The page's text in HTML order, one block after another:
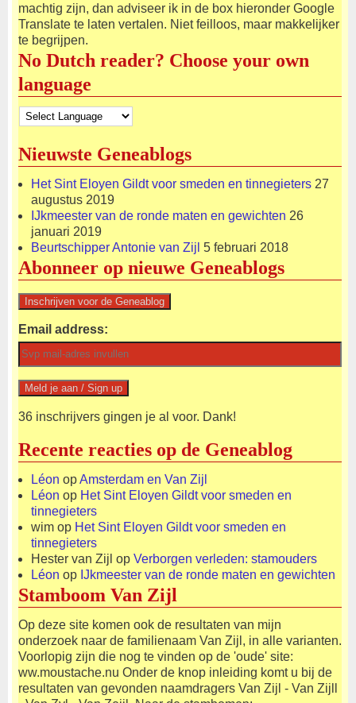
machtig zijn, dan adviseer ik in de box hieronder Google
Translate te laten vertalen. Niet feilloos, maar makkelijker
te begrijpen.
No Dutch reader? Choose your own
language
Nieuwste Geneablogs
Het Sint Eloyen Gildt voor smeden en tinnegieters 27
augustus 2019
IJkmeester van de ronde maten en gewichten 26
januari 2019
Beurtschipper Antonie van Zijl 5 februari 2018
Abonneer op nieuwe Geneablogs
Email address:
36 inschrijvers gingen je al voor. Dank!
Recente reacties op de Geneablog
Léon opAmsterdam en Van Zijl
Léon op Het Sint Eloyen Gildt voor smeden en
tinnegieters
wim op Het Sint Eloyen Gildt voor smeden en
tinnegieters
Hester van Zijl op Verborgen verleden: stamouders
Léon op IJkmeester van de ronde maten en gewichten
Stamboom Van Zijl
Op deze site komen ook de resultaten van mijn
onderzoek naar de familienaam Van Zijl, in alle varianten.
Voorlopig zijn die nog te vinden op de 'oude' site:
ww.moustache.nu Onder de knop inleiding komt u bij de
resultaten van gevonden naamdragers Van Zijl - Van Zijll